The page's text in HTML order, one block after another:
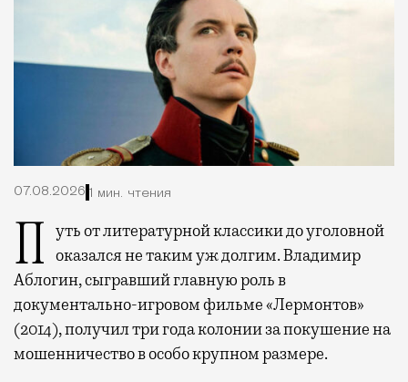
07.08.2026 1 мин. чтения
Путь от литературной классики до уголовной оказался не таким уж долгим. Владимир
Аблогин, сыгравший главную роль в
документально-игровом фильме «Лермонтов»
(2014), получил три года колонии за покушение на
мошенничество в особо крупном размере.